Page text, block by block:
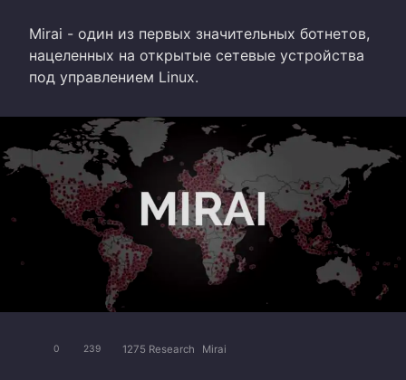
Mirai - один из первых значительных ботнетов,
нацеленных на открытые сетевые устройства
под управлением Linux.
0 239 1275 Research Mirai